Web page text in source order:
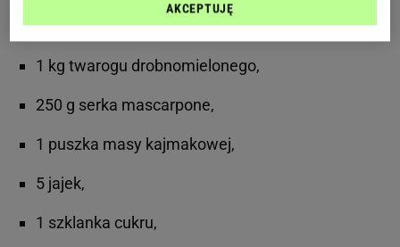
Składniki:
1 kg twarogu drobnomielonego,
250 g serka mascarpone,
1 puszka masy kajmakowej,
5 jajek,
1 szklanka cukru,
AKCEPTUJĘ